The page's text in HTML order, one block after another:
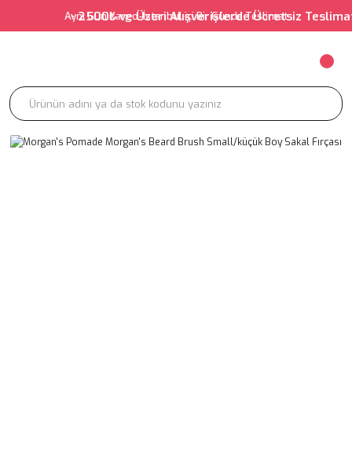
Aynı Gün Kargo-İstanbul içi Bir Günde Teslimat
• 2500₺ ve Üzeri Alışverişlerde Ücretsiz